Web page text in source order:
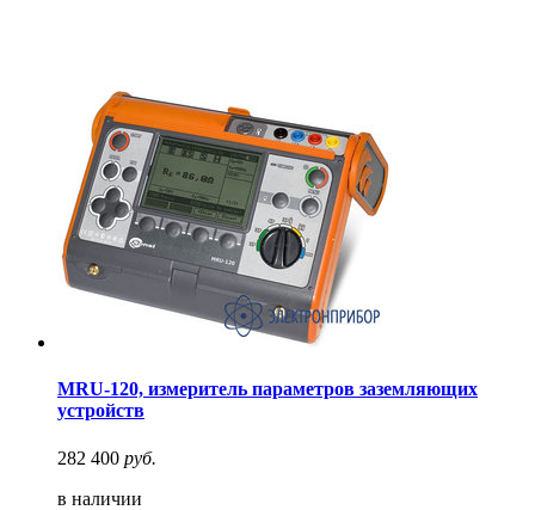
MRU-120, измеритель параметров заземляющих
устройств
282 400 руб.
в наличии